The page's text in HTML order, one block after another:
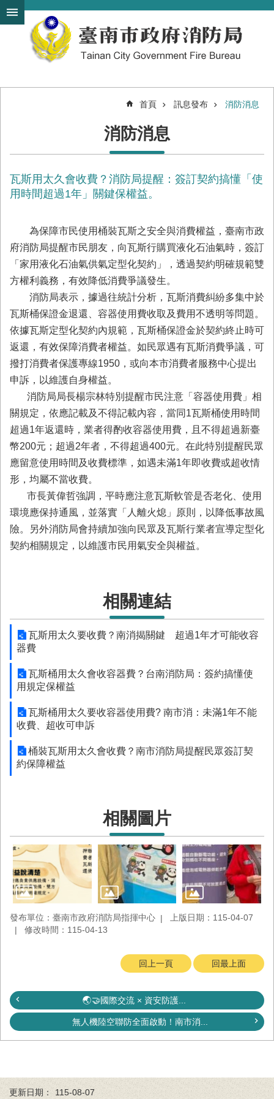
跳到主要內容區塊
搜
尋
進
介
訊
息
便
民
服
務
務/
資
訊
服
務
宣
導
民
力
園
接
受
贈
與
網
站
導
覽
回
臺
南
市
政
府
網
回
首
頁
臺
南
政
府
臉
書
專
關
位
首頁 訊息發布 消防消息
消防消息
瓦斯用太久會收費？消防局提醒：簽訂契約搞懂「使
用時間超過1年」關鍵保權益。
為保障市民使用桶裝瓦斯之安全與消費權益，臺南市政
府消防局提醒市民朋友，向瓦斯行購買液化石油氣時，簽訂
「家用液化石油氣供氣定型化契約」，透過契約明確規範雙
方權利義務，有效降低消費爭議發生。
消防局表示，據過往統計分析，瓦斯消費糾紛多集中於
瓦斯桶保證金退還、容器使用費收取及費用不透明等問題。
依據瓦斯定型化契約內規範，瓦斯桶保證金於契約終止時可
返還，有效保障消費者權益。如民眾遇有瓦斯消費爭議，可
撥打消費者保護專線1950，或向本市消費者服務中心提出
申訴，以維護自身權益。
消防局局長楊宗林特別提醒市民注意「容器使用費」相
關規定，依應記載及不得記載內容，當同1瓦斯桶使用時間
超過1年返還時，業者得酌收容器使用費，且不得超過新臺
幣200元；超過2年者，不得超過400元。在此特別提醒民眾
應留意使用時間及收費標準，如遇未滿1年即收費或超收情
形，均屬不當收費。
市長黃偉哲強調，平時應注意瓦斯軟管是否老化、使用
環境應保持通風，並落實「人離火熄」原則，以降低事故風
險。另外消防局會持續加強向民眾及瓦斯行業者宣導定型化
契約相關規定，以維護市民用氣安全與權益。
相關連結
瓦斯用太久要收費？南消揭關鍵 超過1年才可能收容
器費
瓦斯桶用太久會收容器費？台南消防局：簽約搞懂使
用規定保權益
瓦斯桶用太久要收容器使用費? 南市消：未滿1年不能
收費、超收可申訴
桶裝瓦斯用太久會收費？南市消防局提醒民眾簽訂契
約保障權益
相關圖片
發布單位：臺南市政府消防局指揮中心
上版日期：115-04-07
修改時間：115-04-13
回上一頁 回最上面
🌏🤝國際交流 × 資安防護...
無人機陸空聯防全面啟動！南市消...
更新日期： 115-08-07